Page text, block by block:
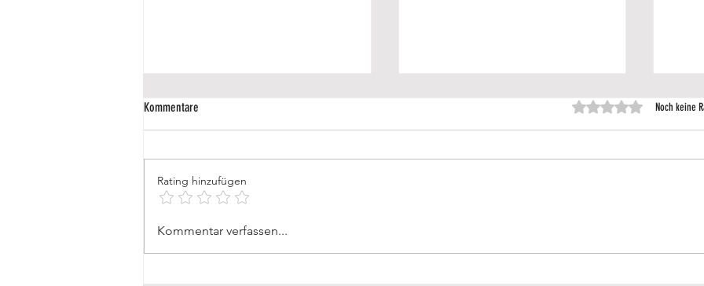
🚍 Frauen geben Gas! 🚛
Kommentare Mit 0 von 5 Sternen
Noch keine
Rating hinzufügen
Kommentar verfassen...